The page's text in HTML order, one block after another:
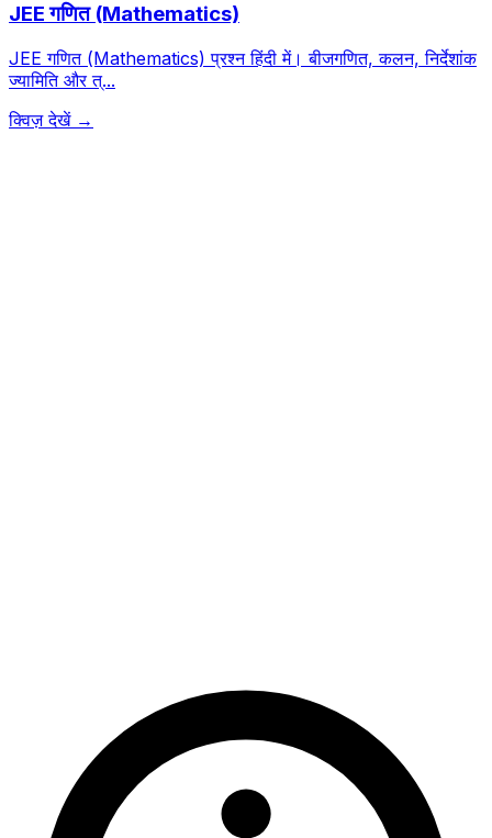
JEE गणित (Mathematics)
JEE गणित (Mathematics) प्रश्न हिंदी में। बीजगणित, कलन, निर्देशांक
ज्यामिति और त्...
क्विज़ देखें →